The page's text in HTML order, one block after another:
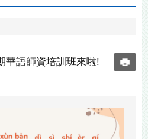
華語師資培訓班來啦!